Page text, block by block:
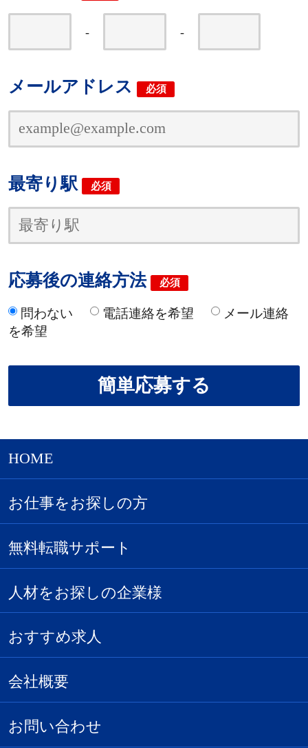
- -
メールアドレス 必須
最寄り駅 必須
応募後の連絡方法 必須
問わない 電話連絡を希望
メール連絡
を希望
HOME
お仕事をお探しの方
無料転職サポート
人材をお探しの企業様
おすすめ求人
会社概要
お問い合わせ